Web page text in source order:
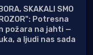
SKAKALI SMO
Potresna
požara na jahti —
a ljudi nas sada